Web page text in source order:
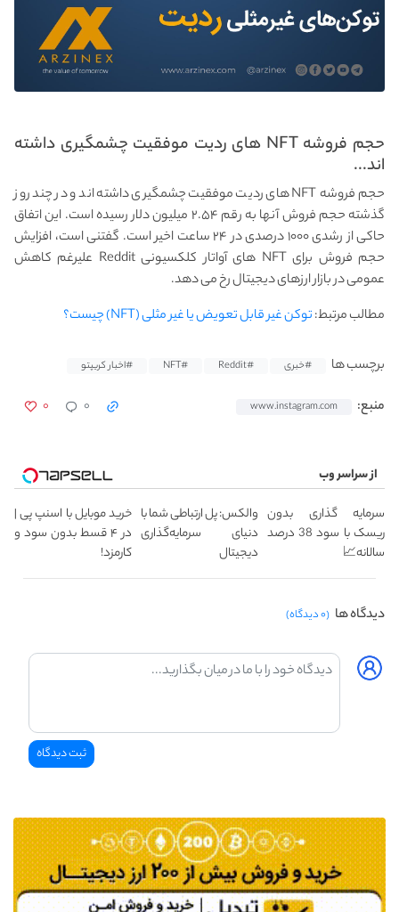
حجم فروشه NFT های ردیت موفقیت چشمگیری داشته
اند...
حجم فروشه NFT های ردیت موفقیت چشمگیری داشته اند و در چند روز
گذشته حجم فروش آنها به رقم ۲.۵۴ میلیون دلار رسیده است. این اتفاق
حاکی از رشدی ۱۰۰۰ درصدی در ۲۴ ساعت اخیر است. گفتنی است، افزایش
حجم فروش برای NFT های آواتار کلکسیونی Reddit علیرغم کاهش
عمومی در بازار ارزهای دیجیتال رخ می دهد.
مطالب مرتبط:توکن غیر قابل تعویض یا غیر مثلی (NFT) چیست؟
برچسب ها #خبری #Reddit
#NFT #اخبار کریپتو
منبع: www.instagram.com ۰ ۰
از سراسر وب
سرمایه گذاری بدون
ریسک با سود 38 درصد
سالانه📈
والکس: پل ارتباطی شما با
دنیای سرمایه‌گذاری
دیجیتال
خرید موبایل با اسنپ پی |
در ۴ قسط بدون سود و
کارمزد!
دیدگاه ها (۰ دیدگاه)